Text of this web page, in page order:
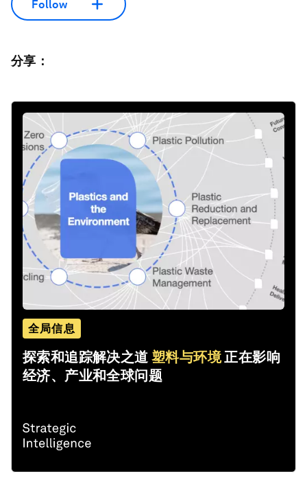
Follow
分享：
全局信息
探索和追踪解决之道塑料与环境正在影响
经济、产业和全球问题